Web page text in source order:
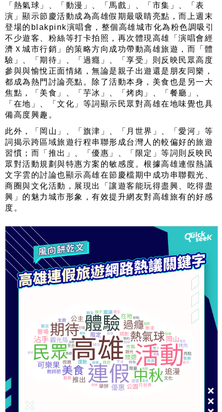
「熱氣球」、「動漫」、「馬戲」、「市集」、「表
演」顯示節慶活動成為高雄假期最吸睛亮點，而上週末
登場的blakpink演唱會，整個高雄城市化為粉色調吸引
不少遊客、粉絲等打卡拍照，再次體現高雄「演唱會經
濟Ｘ城市行銷」的策略方向成功帶動高雄旅遊，而「體
驗」、「期待」、「過癮」、「享受」則反映民眾高度
參與與愉悅正面情緒，無論是親子出遊還是朋友同樂，
都成為熱門討論亮點。除了活動本身，美食也是另一大
焦點，「美食」、「芋冰」、「烤肉」、「餐廳」、
「在地」、「文化」等詞顯示民眾對高雄在地味覺也具
備高度興趣。
此外，「岡山」、「旗津」、「月世界」、「愛河」等
詞揭示跨區域旅遊行程串聯形成台灣人的較偏好的旅遊
習慣；而「推出」、「優惠」、「限定」等詞則反映民
眾對活動規劃與特惠方案的敏感度。根據高雄連假熱議
文字雲的討論也顯示高雄在節慶檔期中成功串聯觀光、
商圈與文化活動，展現出「讓遊客能玩得盡興、吃得盡
興」的魅力城市形象，有效提升網友對高雄旅有的好感
度。